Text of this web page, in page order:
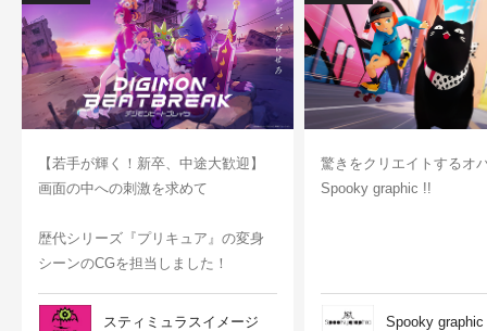
【若手が輝く！新卒、中途大歓迎】
画面の中への刺激を求めて
歴代シリーズ『プリキュア』の変身
シーンのCGを担当しました！
スティミュラスイメージ
驚きをクリエイトするオ
Spooky graphic !!
Spooky graphic